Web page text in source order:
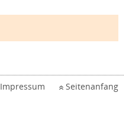
Impressum Seitenanfang